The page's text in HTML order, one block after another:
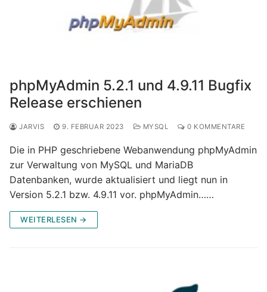
phpMyAdmin 5.2.1 und 4.9.11 Bugfix
Release erschienen
JARVIS 9. FEBRUAR 2023 MYSQL 0 KOMMENTARE
Die in PHP geschriebene Webanwendung phpMyAdmin
zur Verwaltung von MySQL und MariaDB
Datenbanken, wurde aktualisiert und liegt nun in
Version 5.2.1 bzw. 4.9.11 vor. phpMyAdmin……
WEITERLESEN →